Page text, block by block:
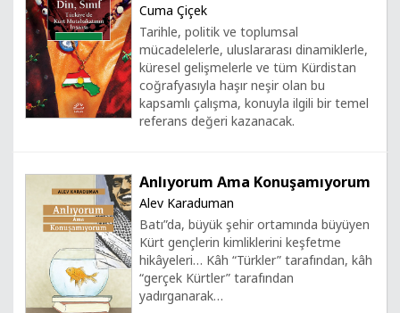
Cuma Çiçek
Tarihle, politik ve toplumsal
mücadelelerle, uluslararası dinamiklerle,
küresel gelişmelerle ve tüm Kürdistan
coğrafyasıyla haşır neşir olan bu
kapsamlı çalışma, konuyla ilgili bir temel
referans değeri kazanacak.
Anlıyorum Ama Konuşamıyorum
Alev Karaduman
Batı”da, büyük şehir ortamında büyüyen
Kürt gençlerin kimliklerini keşfetme
hikâyeleri… Kâh “Türkler” tarafından, kâh
“gerçek Kürtler” tarafından
yadırganarak…